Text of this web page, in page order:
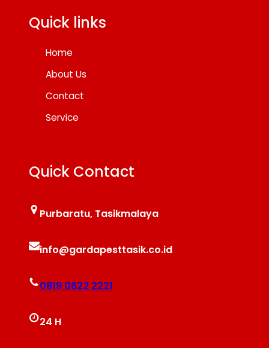
Quick links
Home
About Us
Contact
Service
Quick Contact
Purbaratu, Tasikmalaya
info@gardapesttasik.co.id
0819 0622 2221
24 H